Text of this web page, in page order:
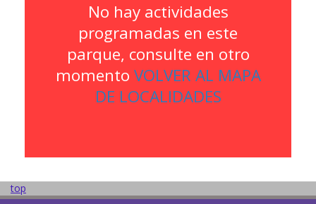
No hay actividades
programadas en este
parque, consulte en otro
momento VOLVER AL MAPA
DE LOCALIDADES
top